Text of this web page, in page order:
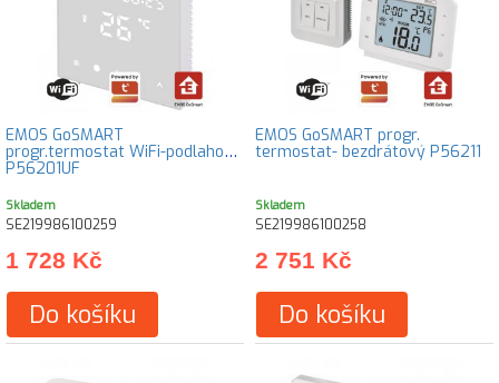
EMOS GoSMART
progr.termostat WiFi-podlahový
P56201UF
Skladem
SE219986100259
1 728 Kč
Do košíku
EMOS GoSMART progr.
termostat- bezdrátový P56211
Skladem
SE219986100258
2 751 Kč
Do košíku